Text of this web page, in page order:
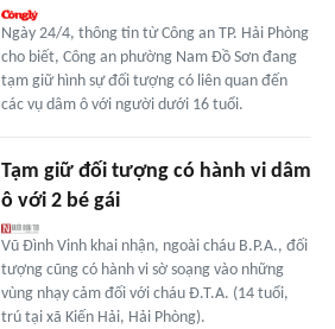
Ngày 24/4, thông tin từ Công an TP. Hải Phòng
cho biết, Công an phường Nam Đồ Sơn đang
tạm giữ hình sự đối tượng có liên quan đến
các vụ dâm ô với người dưới 16 tuổi.
Tạm giữ đối tượng có hành vi dâm
ô với 2 bé gái
Vũ Đình Vinh khai nhận, ngoài cháu B.P.A., đối
tượng cũng có hành vi sờ soạng vào những
vùng nhạy cảm đối với cháu Đ.T.A. (14 tuổi,
trú tại xã Kiến Hải, Hải Phòng).